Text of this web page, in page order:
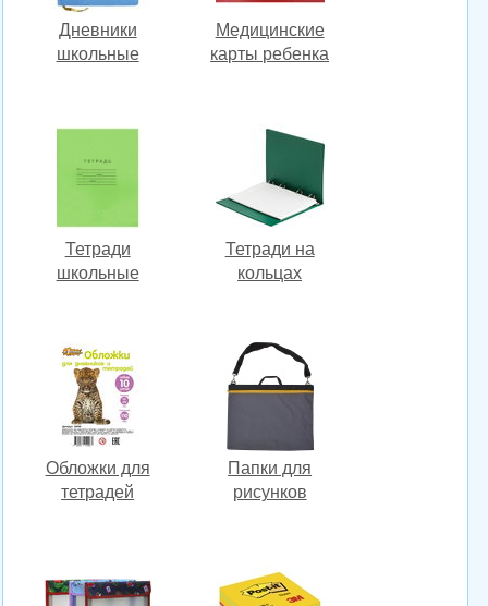
Дневники
школьные
Медицинские
карты ребенка
Тетради
школьные
Тетради на
кольцах
Обложки для
тетрадей
Папки для
рисунков